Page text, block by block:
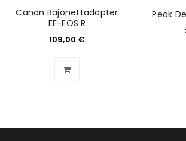
Passwort
Anmeldeformular geschützt durch
PASSWORT VERGESSEN?
Canon Bajonettadapter
EF-EOS R
109,00 €
Peak